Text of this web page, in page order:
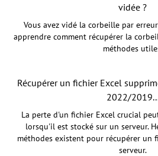
vidée ?
Vous avez vidé la corbeille par
apprendre comment récupérer la
méthodes
Récupérer un fichier Excel
2022/
La perte d'un fichier Excel crucial
lorsqu'il est stocké sur un serveur.
méthodes existent pour récupérer un
serveur.